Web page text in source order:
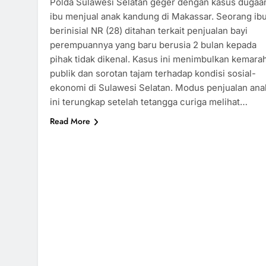
ibu menjual anak kandung di Makassar. Seorang ibu
berinisial NR (28) ditahan terkait penjualan bayi
perempuannya yang baru berusia 2 bulan kepada
pihak tidak dikenal. Kasus ini menimbulkan
publik dan sorotan tajam terhadap kondisi sosial-
ekonomi di Sulawesi Selatan. Modus penjualan
ini terungkap setelah tetangga curiga melihat…
Read More